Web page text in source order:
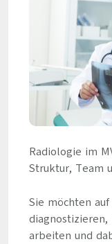
Radiologie im
Struktur, Team
Sie möchten
arbeiten und